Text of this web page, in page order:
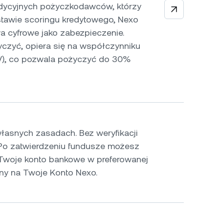
pożyczkodawców, którzy
scoringu kredytowego, Nexo
cyfrowe jako zabezpieczenie.
opiera się na współczynniku
co pozwala pożyczyć do 30%
zasadach. Bez weryfikacji
zatwierdzeniu fundusze możesz
konto bankowe w preferowanej
na Twoje Konto Nexo.